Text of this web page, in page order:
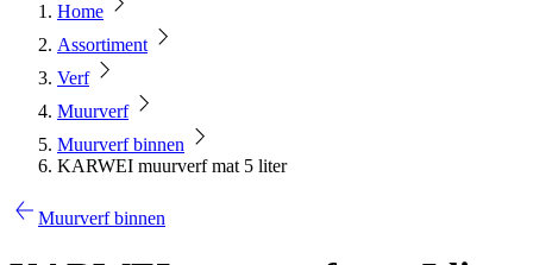
Home
Assortiment
Verf
Muurverf
Muurverf binnen
KARWEI muurverf mat 5 liter
Muurverf binnen